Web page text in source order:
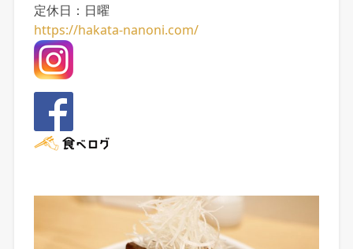
定休日：日曜
https://hakata-nanoni.com/